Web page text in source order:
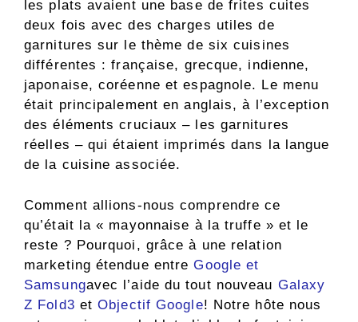
les plats avaient une base de frites cuites
deux fois avec des charges utiles de
garnitures sur le thème de six cuisines
différentes : française, grecque, indienne,
japonaise, coréenne et espagnole. Le menu
était principalement en anglais, à l’exception
des éléments cruciaux – les garnitures
réelles – qui étaient imprimés dans la langue
de la cuisine associée.
Comment allions-nous comprendre ce
qu’était la « mayonnaise à la truffe » et le
reste ? Pourquoi, grâce à une relation
marketing étendue entreGoogle et
Samsungavec l’aide du tout nouveau Galaxy
Z Fold3 etObjectif Google! Notre hôte nous